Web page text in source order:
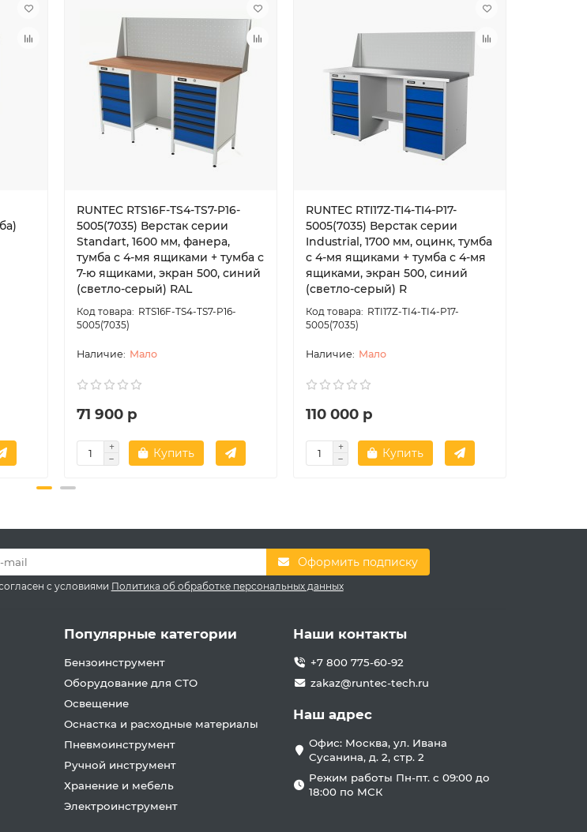
RUNTEC RTS16F-TS4-TS7-P16-
5005(7035) Верстак серии
Standart, 1600 мм, фанера,
тумба с 4-мя ящиками + тумба с
7-ю ящиками, экран 500, синий
(светло-серый) RAL
RTS16F-TS4-TS7-P16-
5005(7035)
Мало
71 900 р
Купить
RUNTEC RTI17Z-TI4-TI4-P17-
5005(7035) Верстак серии
Industrial, 1700 мм, оцинк, тумба
с 4-мя ящиками + тумба с 4-мя
ящиками, экран 500, синий
(светло-серый) R
RTI17Z-TI4-TI4-P17-
5005(7035)
Мало
110 000 р
Купить
Оформить подписку
с условиями Политика об обработке персональных данных
Популярные категории
Бензоинструмент
Оборудование для СТО
Освещение
Оснастка и расходные материалы
Пневмоинструмент
Ручной инструмент
Хранение и мебель
Электроинструмент
Наши контакты
+7 800 775-60-92
zakaz@runtec-tech.ru
Наш адрес
Офис: Москва, ул. Ивана
Сусанина, д. 2, стр. 2
Режим работы Пн-пт. с 09:00 до
18:00 по МСК